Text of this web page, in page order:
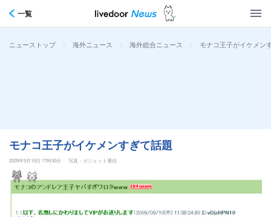
一覧
ニューストップ > 海外ニュース > 海外総合ニュース > モナコ王子がイケメン
モナコ王子がイケメンすぎて話題
2009年9月15日 17時30分 写真：ガジェット通信